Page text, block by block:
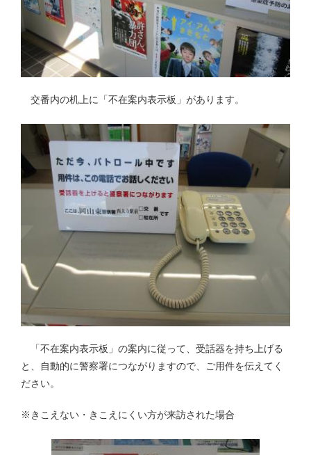
交番内の机上に「不在案内表示板」があります。
「不在案内表示板」の案内に従って、受話器を持ち上げる
と、自動的に警察署につながりますので、ご用件を伝えてく
ださい。
※きこえない・きこえにくい方が来訪された場合